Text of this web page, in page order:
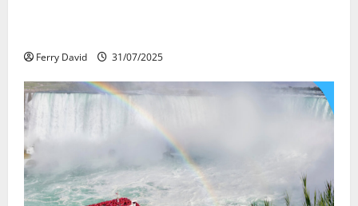
Ferry David 31/07/2025